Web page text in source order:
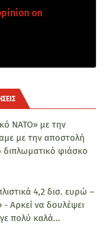
on
ΝΑΤΟ» με την
με την αποστολή
διπλωματικό φιάσκο
4,2 δισ. ευρώ –
Αρκεί να δουλέψει
πολύ καλά...